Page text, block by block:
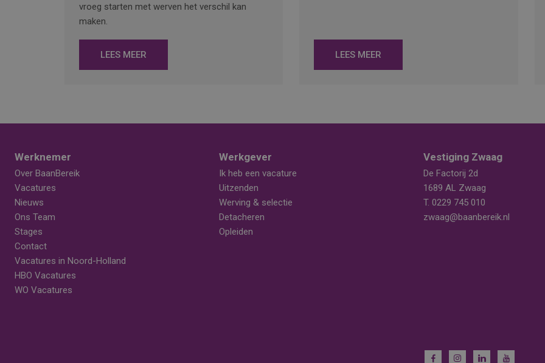
vroeg starten met werven het verschil kan
maken.
LEES MEER LEES MEER
Werknemer
Over BaanBereik
Vacatures
Nieuws
Ons Team
Stages
Contact
Vacatures in Noord-Holland
HBO Vacatures
WO Vacatures
Werkgever
Ik heb een vacature
Uitzenden
Werving & selectie
Detacheren
Opleiden
Vestiging Zwaag
De Factorij 2d
1689 AL Zwaag
T. 0229 745 010
zwaag@baanbereik.nl